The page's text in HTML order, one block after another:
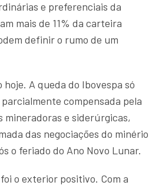
e preferenciais da
mais de 11% da carteira
definir o rumo de um
hoje. A queda do Ibovespa só
compensada pela
mineradoras e siderúrgicas,
das negociações do minério
o feriado do Ano Novo Lunar.
o exterior positivo. Com a